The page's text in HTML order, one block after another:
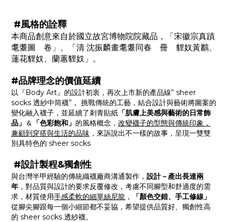
#風格的詮釋
本商品創意來自於國立故宮博物院院藏品，「宋徽宗真蹟
耄耋圖 卷」、「清 沈振麟畫耄耋同春 冊 貍奴黃鸝、
蓮花貍奴、蘭蕙貍奴」。
#品牌理念的價值延續
以『Body Art』的設計初衷，再次上市新的產品線” sheer
socks 透紗中筒襪”， 挑戰傳統的工藝，結合設計與藝術將圖案的
變化融入襪子，並延續了刺青貼紙 「肌膚上美感與藝術的日常飾
品」 ＆ 「色彩飽和」 的風格概念， 改變襪子的型態與傳統印象，
兼顧到穿搭與生活的品味 ，來訴說出不一樣的故事，呈現一雙雙
別具特色的 sheer socks
#設計製程&獨創性
與台灣半甲經驗的傳統織襪廠商溝通製作， 設計－產出長達兩
年 ，對品質與設計的要求反覆修改，考慮不同腳型和舒適度的需
求，材質使用手感柔軟的細單絲尼龍 ，
「顏色交錯、手工修線」
從腳尖腳跟每一個小細節都不妥協，希望提供品質好、獨創性高
的 sheer socks 透紗襪。